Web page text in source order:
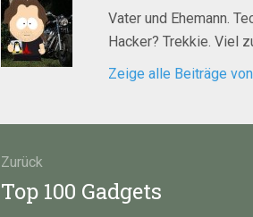
Vater und Ehemann.
Hacker? Trekkie. Viel
Zeige alle Beiträge
Zurück
Vorheriger
Beitrag:
Top 100 Gadgets